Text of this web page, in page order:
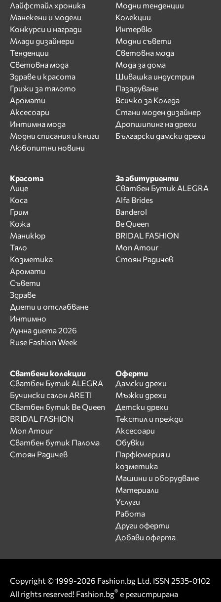
Лайфстайл хроника
Манекени и модели
Конкурси и награди
Млади дизайнери
Тенденции
Световна мода
Здраве и красота
Грижи за тялото
Аромати
Аксесоари
Интимна мода
Модни списания и книги
Любопитни новини
Модни тенденции
Колекции
Интервю
Модни съвети
Световна мода
Мода за дома
Шивашка индустрия
Пазаруване
Всичко за Коледа
Стани моден дизайнер
Дропшипинг на дрехи
Български дамски дрехи
Красота
Лице
Коса
Грим
Кожа
Маникюр
Тяло
Козметика
Аромати
Съвети
Здраве
Диети и отслабване
Интимно
Лунна диета 2026
Ruse Fashion Week
За абитуриенти
Сватбен Бутик ALEGRA
Alfa Brides
Banderol
Be Queen
BRIDAL FASHION
Mon Amour
Стоян Радичев
Сватбени колекции
Сватбен Бутик ALEGRA
Бучински салон ARETI
Сватбен бутик Be Queen
BRIDAL FASHION
Mon Amour
Сватбен бутик Палома
Стоян Радичев
Оферти
Дамски дрехи
Мъжки дрехи
Детски дрехи
Текстил и прежди
Аксесоари
Обувки
Парфюмерия и
козметика
Машини и оборудване
Материали
Услуги
Работа
Други оферти
Добави оферта
Copyright © 1999-2026 Fashion.bg Ltd. ISSN 2535-0102
All rights reserved! Fashion.bg® е регистрирана